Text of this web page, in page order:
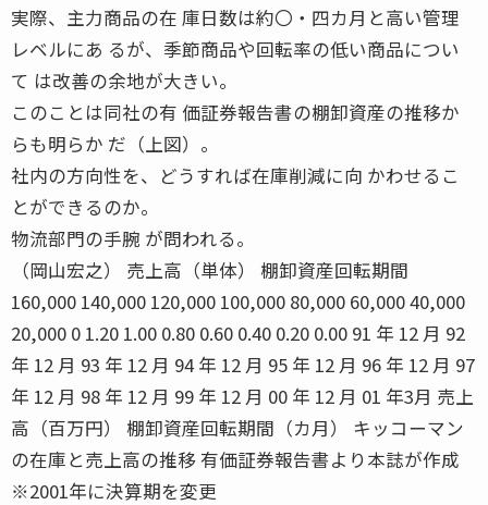
実際、主力商品の在 庫日数は約〇・四カ月と高い管理
レベルにあ るが、季節商品や回転率の低い商品につい
て は改善の余地が大きい。
このことは同社の有 価証券報告書の棚卸資産の推移か
らも明らか だ（上図）。
社内の方向性を、どうすれば在庫削減に向 かわせるこ
とができるのか。
物流部門の手腕 が問われる。
（岡山宏之） 売上高（単体） 棚卸資産回転期間
160,000 140,000 120,000 100,000 80,000 60,000 40,000
20,000 0 1.20 1.00 0.80 0.60 0.40 0.20 0.00 91 年 12 月 92
年 12 月 93 年 12 月 94 年 12 月 95 年 12 月 96 年 12 月 97
年 12 月 98 年 12 月 99 年 12 月 00 年 12 月 01 年3月 売上
高（百万円） 棚卸資産回転期間（カ月） キッコーマン
の在庫と売上高の推移 有価証券報告書より本誌が作成
※2001年に決算期を変更